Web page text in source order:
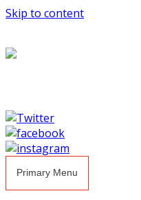
Skip to content
Primary Menu